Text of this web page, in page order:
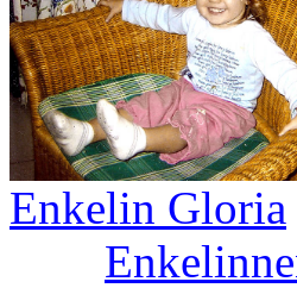
Enkelin Gloria